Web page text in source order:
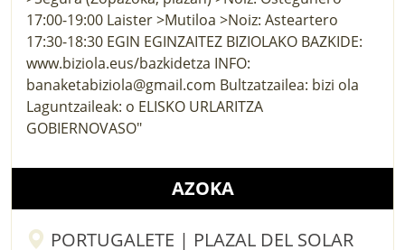
AZOKA
PORTUGALETE | PLAZAL DEL SOLAR